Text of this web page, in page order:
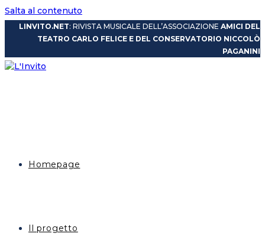
Salta al contenuto
LINVITO.NET: RIVISTA MUSICALE DELL’ASSOCIAZIONE AMICI DEL
TEATRO CARLO FELICE E DEL CONSERVATORIO NICCOLÒ
PAGANINI
Homepage
Il progetto